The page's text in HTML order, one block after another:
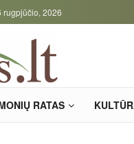
rugpjūčio, 2026
RATAS